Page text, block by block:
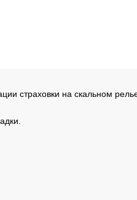
страховки на скальном